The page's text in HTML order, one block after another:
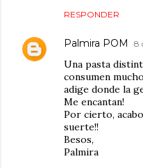
RESPONDER
Palmira POM 8
Una pasta
consumen
adige donde la
Me encantan!
Por cierto,
suerte!!
Besos,
Palmira